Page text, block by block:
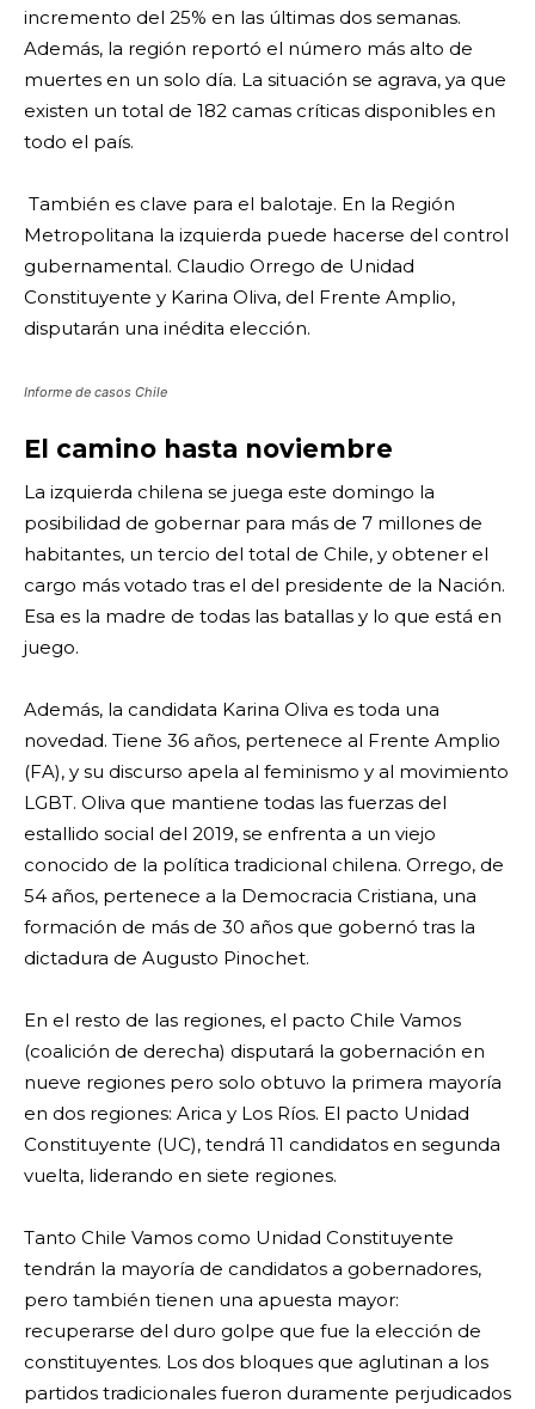
incremento del 25% en las últimas dos semanas.
Además, la región reportó el número más alto de
muertes en un solo día. La situación se agrava, ya que
existen un total de 182 camas críticas disponibles en
todo el país.
También es clave para el balotaje. En la Región
Metropolitana la izquierda puede hacerse del control
gubernamental. Claudio Orrego de Unidad
Constituyente y Karina Oliva, del Frente Amplio,
disputarán una inédita elección.
Informe de casos Chile
El camino hasta noviembre
La izquierda chilena se juega este domingo la
posibilidad de gobernar para más de 7 millones de
habitantes, un tercio del total de Chile, y obtener el
cargo más votado tras el del presidente de la Nación.
Esa es la madre de todas las batallas y lo que está en
juego.
Además, la candidata Karina Oliva es toda una
novedad. Tiene 36 años, pertenece al Frente Amplio
(FA), y su discurso apela al feminismo y al movimiento
LGBT. Oliva que mantiene todas las fuerzas del
estallido social del 2019, se enfrenta a un viejo
conocido de la política tradicional chilena. Orrego, de
54 años, pertenece a la Democracia Cristiana, una
formación de más de 30 años que gobernó tras la
dictadura de Augusto Pinochet.
En el resto de las regiones, el pacto Chile Vamos
(coalición de derecha) disputará la gobernación en
nueve regiones pero solo obtuvo la primera mayoría
en dos regiones: Arica y Los Ríos. El pacto Unidad
Constituyente (UC), tendrá 11 candidatos en segunda
vuelta, liderando en siete regiones.
Tanto Chile Vamos como Unidad Constituyente
tendrán la mayoría de candidatos a gobernadores,
pero también tienen una apuesta mayor:
recuperarse del duro golpe que fue la elección de
constituyentes. Los dos bloques que aglutinan a los
partidos tradicionales fueron duramente perjudicados